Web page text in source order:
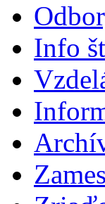
Info